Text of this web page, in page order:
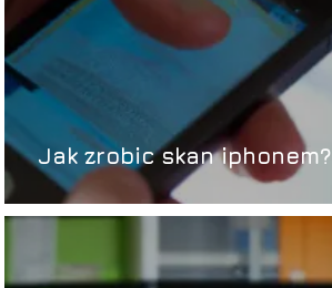
Jak zrobic skan iphonem?